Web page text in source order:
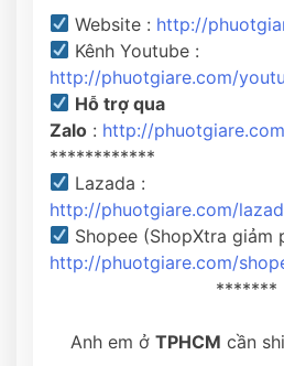
Website : http://
Kênh Youtube :
http://phuotgiare.com/
Hỗ trợ qua
Zalo : http://
************
Lazada :
http://phuotgiare.com/
Shopee (ShopXtra giảm
http://phuotgiare.com/
*******
Anh em ở TPHCM cần